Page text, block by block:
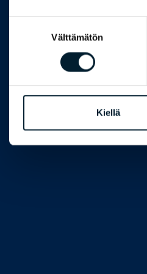
Välttämätön
Kiellä